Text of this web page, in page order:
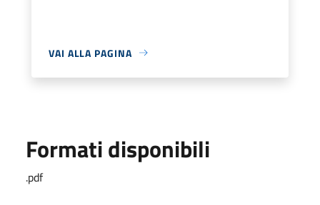
VAI ALLA PAGINA
Formati disponibili
.pdf